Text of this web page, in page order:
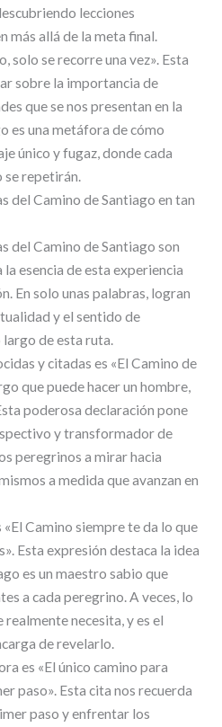
lecciones
más allá de la meta final.
solo se recorre una vez». Esta
sobre la importancia de
que se nos presentan en la
es una metáfora de cómo
único y fugaz, donde cada
se repetirán.
del Camino de Santiago en tan
del Camino de Santiago son
esencia de esta experiencia
En solo unas palabras, logran
y el sentido de
largo de esta ruta.
y citadas es «El Camino de
que puede hacer un hombre,
poderosa declaración pone
y transformador de
peregrinos a mirar hacia
a medida que avanzan en
Camino siempre te da lo que
Esta expresión destaca la idea
es un maestro sabio que
a cada peregrino. A veces, lo
realmente necesita, y es el
de revelarlo.
es «El único camino para
paso». Esta cita nos recuerda
paso y enfrentar los